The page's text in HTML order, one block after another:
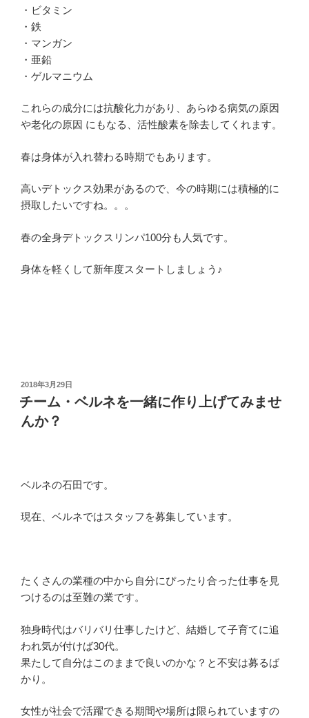
・ビタミン
・鉄
・マンガン
・亜鉛
・ゲルマニウム
これらの成分には抗酸化力があり、あらゆる病気の原因
や老化の原因 にもなる、活性酸素を除去してくれます。
春は身体が入れ替わる時期でもあります。
高いデトックス効果があるので、今の時期には積極的に
摂取したいですね。。。
春の全身デトックスリンパ100分も人気です。
身体を軽くして新年度スタートしましょう♪
投
稿
日:
2018年3月29日
チーム・ベルネを一緒に作り上げてみませ
んか？
ベルネの石田です。
現在、ベルネではスタッフを募集しています。
たくさんの業種の中から自分にぴったり合った仕事を見
つけるのは至難の業です。
独身時代はバリバリ仕事したけど、結婚して子育てに追
われ気が付けば30代。
果たして自分はこのままで良いのかな？と不安は募るば
かり。
女性が社会で活躍できる期間や場所は限られていますの